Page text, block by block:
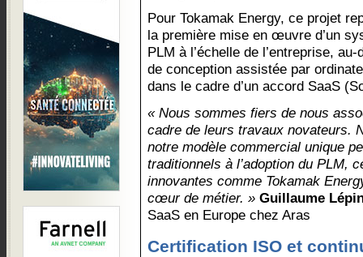
Pour Tokamak Energy, ce projet
la première mise en œuvre d’un
PLM à l’échelle de l’entreprise,
de conception assistée par
dans le cadre d’un accord SaaS
« Nous sommes fiers de nous
cadre de leurs travaux novateurs.
notre modèle commercial unique
traditionnels à l’adoption du PLM,
innovantes comme Tokamak
cœur de métier. » Guillaume
SaaS en Europe chez Aras
Certification ISO et